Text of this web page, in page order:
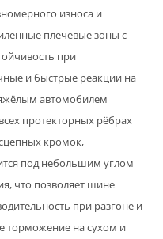
износа и
плечевые зоны с
при
и быстрые реакции на
автомобилем
протекторных рёбрах
кромок,
под небольшим углом
что позволяет шине
при разгоне и
торможение на сухом и